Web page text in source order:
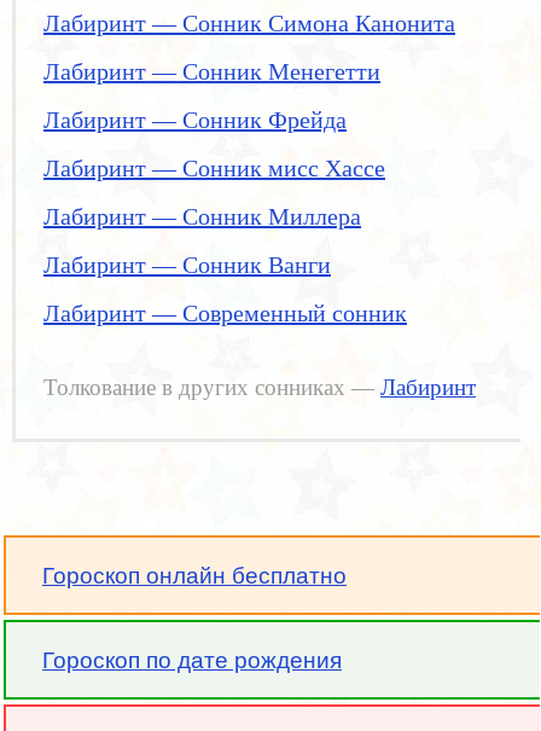
Лабиринт — Сонник Симона Канонита
Лабиринт — Сонник Менегетти
Лабиринт — Сонник Фрейда
Лабиринт — Сонник мисс Хассе
Лабиринт — Сонник Миллера
Лабиринт — Сонник Ванги
Лабиринт — Современный сонник
Толкование в других сонниках — Лабиринт
Гороскоп онлайн бесплатно
Гороскоп по дате рождения